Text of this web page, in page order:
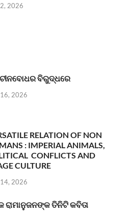
2026
ବିରୁଦ୍ଧରେ
2026
RELATION OF NON
: IMPERIAL ANIMALS,
CONFLICTS AND
CULTURE
2026
ରାମାନୁଜନଙ୍କ ତିନିଟି କବିତା